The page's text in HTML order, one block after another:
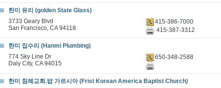
한미 유리 (golden State Glass)
3733 Geary Blvd
San Francisco, CA 94118
415-386-7000
415-387-3312
한미 집수리 (Hanmi Plumbing)
774 Sky Line Dr
Daly City, CA 94015
650-348-2588
한미 침례교회.밥 가르시아 (Frist Korean America Baptist Church)